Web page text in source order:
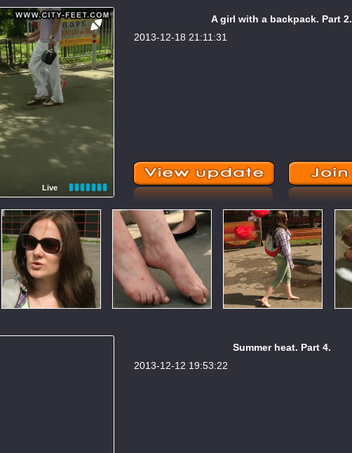
Live
A girl with a backpack. Part 2.
2013-12-18 21:11:31
Summer heat. Part 4.
2013-12-12 19:53:22